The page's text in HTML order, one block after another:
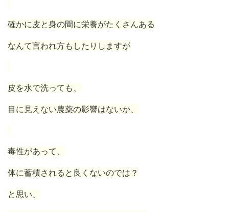
確かに皮と身の間に栄養がたくさんある
なんて言われ方もしたりしますが
皮を水で洗っても、
目に見えない農薬の影響はないか、
毒性があって、
体に蓄積されると良くないのでは？
と思い、